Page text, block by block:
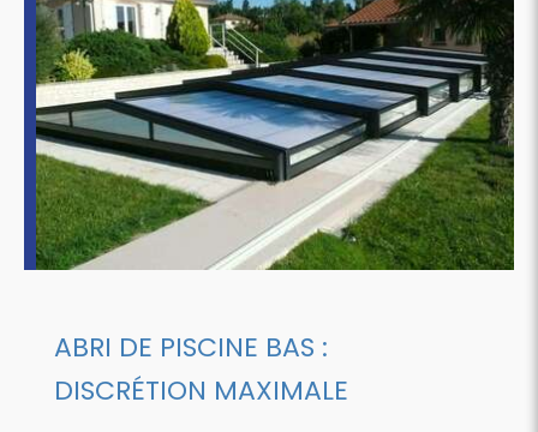
ABRI DE PISCINE BAS :
DISCRÉTION MAXIMALE